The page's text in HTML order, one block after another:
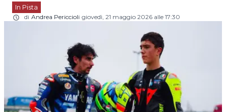
In Pista
di Andrea Periccioli giovedì, 21 maggio 2026 alle 17:30